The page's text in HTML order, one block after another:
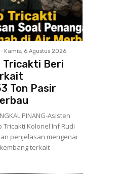
- Kamis, 6 Agustus 2026
Beri
Ton Pasir
PINANG-Asisten
Tricakti Kolonel Inf Rudi
penjelasan mengenai
terkait